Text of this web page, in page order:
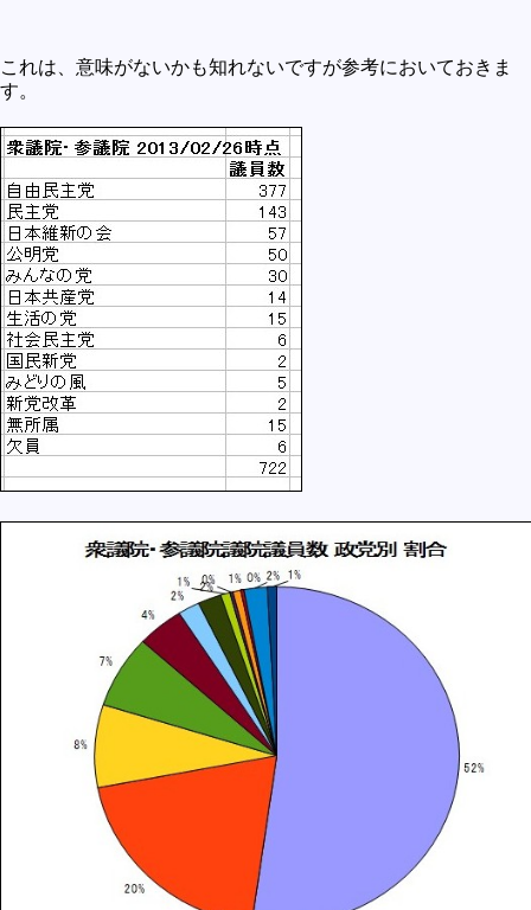
これは、意味がないかも知れないですが参考においておきま
す。